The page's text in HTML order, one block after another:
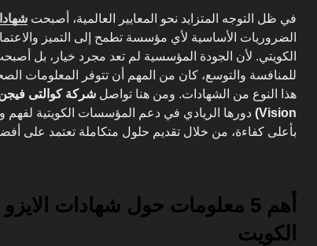
في ظل التوجه المتزايد نحو المعايير العالمية، أصبحت
الضروريات الأساسية لأي مؤسسة تطمح إلى التميز
الكويتي. لأن الجودة المؤسسية لم تعد مجرد خيار، بل
للمنافسة والتوسع، كان من المهم أن تتوفر المعلومات
هذا النوع من الشهادات. ومن هنا تواصل
Vision) دورها الريادي في دعم المؤسسات الكويتية لفهم
بأعلى كفاءة، من خلال تقديم حلول متكاملة تعتمد على
أهم 5 معلومات حول شهادات
الكويت